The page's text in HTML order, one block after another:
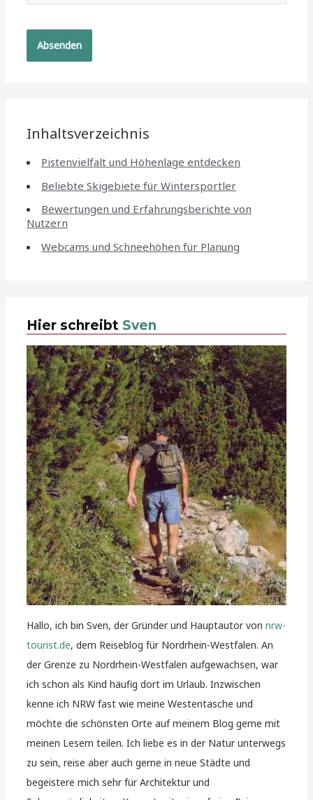
Inhaltsverzeichnis
Pistenvielfalt und Höhenlage entdecken
Beliebte Skigebiete für Wintersportler
Bewertungen und Erfahrungsberichte von
Nutzern
Webcams und Schneehöhen für Planung
Hier schreibt Sven
Hallo, ich bin Sven, der Gründer und Hauptautor vonnrw-
tourist.de, dem Reiseblog für Nordrhein-Westfalen. An
der Grenze zu Nordrhein-Westfalen aufgewachsen, war
ich schon als Kind häufig dort im Urlaub. Inzwischen
kenne ich NRW fast wie meine Westentasche und
möchte die schönsten Orte auf meinem Blog gerne mit
meinen Lesern teilen. Ich liebe es in der Natur unterwegs
zu sein, reise aber auch gerne in neue Städte und
begeistere mich sehr für Architektur und